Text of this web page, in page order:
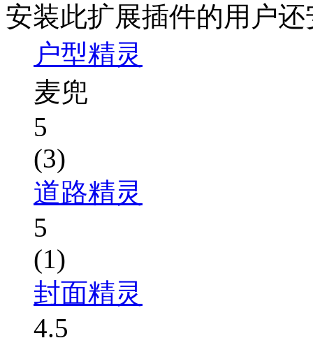
安装此扩展插件的用户
户型精灵
麦兜
5
(3)
道路精灵
5
(1)
封面精灵
4.5